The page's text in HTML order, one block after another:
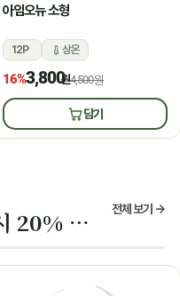
아임오뉴 소형
12P 상온
16%3,800원4,500원
담기
[쿠폰] 3개 이상 구매 시 20% 할인 전체 보기 →